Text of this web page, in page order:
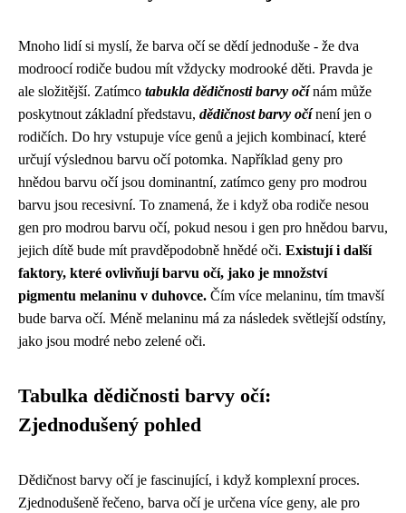
Mnoho lidí si myslí, že barva očí se dědí jednoduše - že dva
modroocí rodiče budou mít vždycky modrooké děti. Pravda je
ale složitější. Zatímco tabukla dědičnosti barvy očínám může
poskytnout základní představu, dědičnost barvy očínení jen o
rodičích. Do hry vstupuje více genů a jejich kombinací, které
určují výslednou barvu očí potomka. Například geny pro
hnědou barvu očí jsou dominantní, zatímco geny pro modrou
barvu jsou recesivní. To znamená, že i když oba rodiče nesou
gen pro modrou barvu očí, pokud nesou i gen pro hnědou barvu,
jejich dítě bude mít pravděpodobně hnědé oči. Existují i ​​další
faktory, které ovlivňují barvu očí, jako je množství
pigmentu melaninu v duhovce. Čím více melaninu, tím tmavší
bude barva očí. Méně melaninu má za následek světlejší odstíny,
jako jsou modré nebo zelené oči.
Tabulka dědičnosti barvy očí:
Zjednodušený pohled
Dědičnost barvy očí je fascinující, i když komplexní proces.
Zjednodušeně řečeno, barva očí je určena více geny, ale pro